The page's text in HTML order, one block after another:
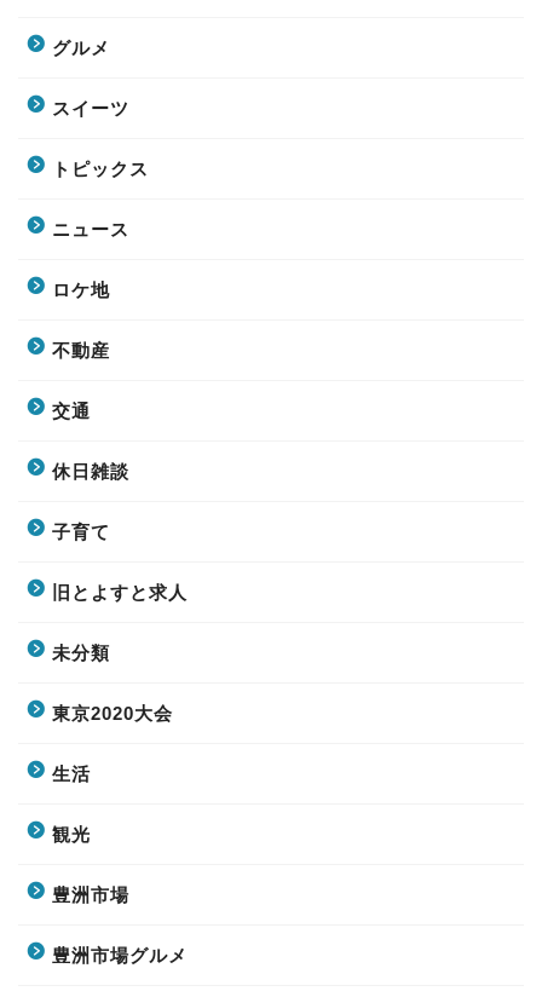
グルメ
スイーツ
トピックス
ニュース
ロケ地
不動産
交通
休日雑談
子育て
旧とよすと求人
未分類
東京2020大会
生活
観光
豊洲市場
豊洲市場グルメ